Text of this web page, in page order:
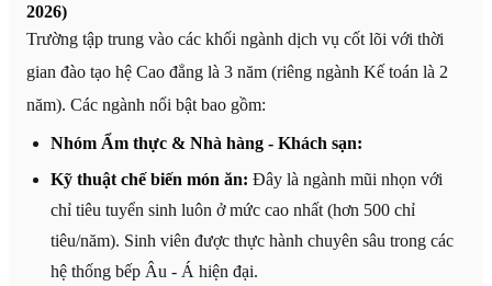
2026)
Trường tập trung vào các khối ngành dịch vụ cốt lõi với thời
gian đào tạo hệ Cao đẳng là 3 năm (riêng ngành Kế toán là 2
năm). Các ngành nổi bật bao gồm:
Nhóm Ẩm thực & Nhà hàng - Khách sạn:
Kỹ thuật chế biến món ăn: Đây là ngành mũi nhọn với
chỉ tiêu tuyển sinh luôn ở mức cao nhất (hơn 500 chỉ
tiêu/năm). Sinh viên được thực hành chuyên sâu trong các
hệ thống bếp Âu - Á hiện đại.